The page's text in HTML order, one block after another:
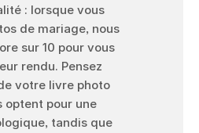
: lorsque vous
de mariage, nous
sur 10 pour vous
rendu. Pensez
votre livre photo
optent pour une
tandis que